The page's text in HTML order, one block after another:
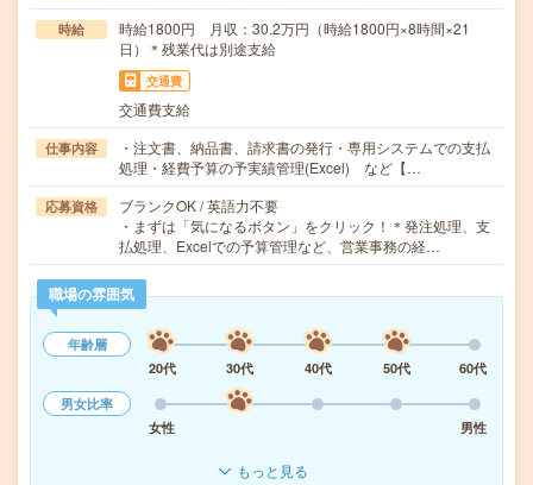
時給
時給1800円 月収：30.2万円（時給1800円×8時間×21
日）＊残業代は別途支給
交通費
交通費支給
仕事内容
・注文書、納品書、請求書の発行・専用システムでの支払
処理・経費予算の予実績管理(Excel) など【…
応募資格
ブランクOK / 英語力不要
・まずは「気になるボタン」をクリック！＊発注処理、支
払処理、Excelでの予算管理など、営業事務の経…
職場の雰囲気
年齢層
20代
30代 40代 50代
60代
男女比率
女性
男性
もっと見る